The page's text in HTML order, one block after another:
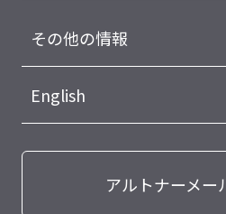
その他の情報
English
アルトナーメー